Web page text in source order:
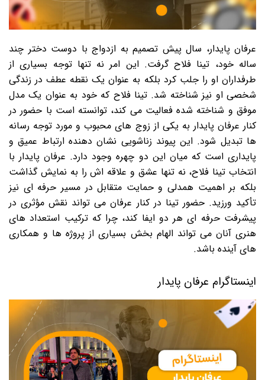
عرفان پایدار، سال پیش تصمیم به ازدواج با دوست دختر چند
ساله خود، تینا فلاح گرفت. این امر نه تنها توجه بسیاری از
طرفداران او را جلب کرد بلکه به عنوان یک نقطه عطف در زندگی
شخصی او نیز شناخته شد. تینا فلاح که خود به عنوان یک مدل
موفق و شناخته شده فعالیت می کند، توانسته است با حضور در
کنار عرفان پایدار به یکی از زوج های محبوب و مورد توجه رسانه
ها تبدیل شود. این پیوند زناشویی نشان دهنده ارتباط عمیق و
پایداری است که میان این دو چهره وجود دارد. عرفان پایدار با
انتخاب تینا فلاح، نه تنها عشق و علاقه اش را به نمایش گذاشت
بلکه بر اهمیت همدلی و حمایت متقابل در مسیر حرفه ای نیز
تأکید ورزید. حضور تینا در کنار عرفان می تواند نقش مؤثری در
پیشرفت حرفه ای هر دو ایفا کند، چرا که ترکیب استعداد های
هنری آنان می تواند الهام بخش بسیاری از پروژه ها و همکاری
های آینده باشد.
اینستاگرام عرفان پایدار